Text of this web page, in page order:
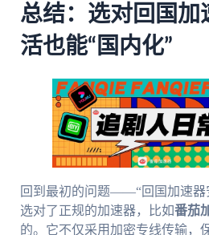
总结：选对回国加
活也能“国内化”
回到最初的问题——“回国加速器
选对了正规的加速器，比如番茄
的。它不仅采用加密专线传输，